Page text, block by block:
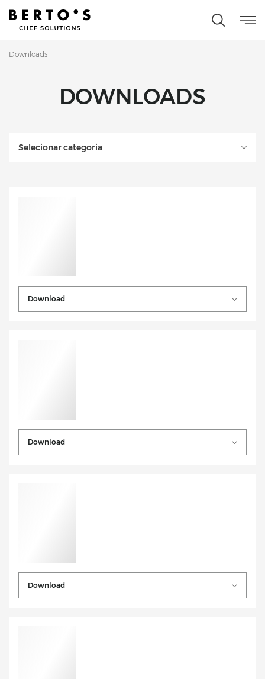
Downloads
DOWNLOADS
Selecionar categoria
Download
Download
Download